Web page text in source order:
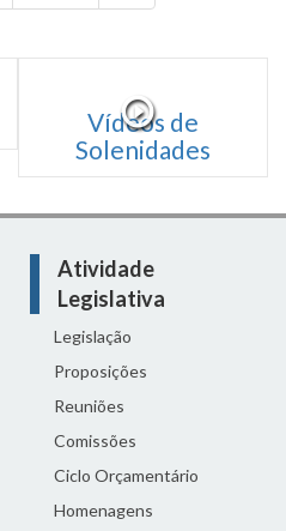
Vídeos de
Solenidades
Atividade
Legislativa
Legislação
Proposições
Reuniões
Comissões
Ciclo Orçamentário
Homenagens